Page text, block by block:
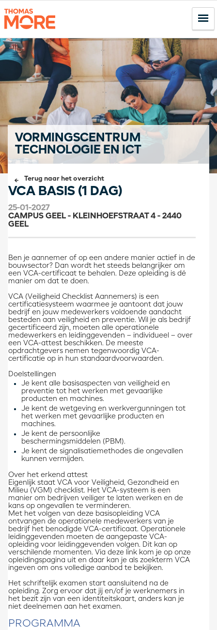
VORMINGSCENTRUM
TECHNOLOGIE EN ICT
Terug naar het overzicht
VCA BASIS (1 DAG)
25-01-2027
CAMPUS GEEL - KLEINHOEFSTRAAT 4 - 2440
GEEL
Ben je aannemer of op een andere manier actief in de
bouwsector? Dan wordt het steeds belangrijker om
een VCA-certificaat te behalen. Deze opleiding is dé
manier om dat te doen.
VCA (Veiligheid Checklist Aannemers) is een
certificatiesysteem waarmee je aantoont dat jouw
bedrijf en jouw medewerkers voldoende aandacht
besteden aan veiligheid en preventie. Wil je als bedrijf
gecertificeerd zijn, moeten alle operationele
medewerkers en leidinggevenden – individueel – over
een VCA-attest beschikken. De meeste
opdrachtgevers nemen tegenwoordig VCA-
certificatie op in hun standaardvoorwaarden.
Doelstellingen
Je kent alle basisaspecten van veiligheid en
preventie tot het werken met gevaarlijke
producten en machines.
Je kent de wetgeving en werkvergunningen tot
het werken met gevaarlijke producten en
machines.
Je kent de persoonlijke
beschermingsmiddelen (PBM).
Je kent de signalisatiemethodes die ongevallen
kunnen vermijden.
Over het erkend attest
Eigenlijk staat VCA voor Veiligheid, Gezondheid en
Milieu (VGM) checklist. Het VCA-systeem is een
manier om bedrijven veiliger te laten werken en de
kans op ongevallen te verminderen.
Met het volgen van deze basisopleiding VCA
ontvangen de operationele medewerkers van je
bedrijf het benodigde VCA-certificaat. Operationele
leidinggevenden moeten de aangepaste VCA-
opleiding voor leidinggevenden volgen. Dit kan op
verschilende momenten. Via deze link kom je op onze
opleidingspagina uit en daar kan je als zoekterm VCA
ingeven om ons volledige aanbod te bekijken.
Het schriftelijk examen start aansluitend na de
opleiding. Zorg ervoor dat jij en/of je werknemers in
het bezit zijn van een identiteitskaart, anders kan je
niet deelnemen aan het examen.
PROGRAMMA